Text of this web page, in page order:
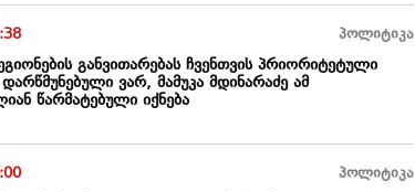
პოლიტიკა
განვითარებას ჩვენთვის პრიორიტეტული
ვარ, მამუკა მდინარაძე ამ
წარმატებული იქნება
პოლიტიკა